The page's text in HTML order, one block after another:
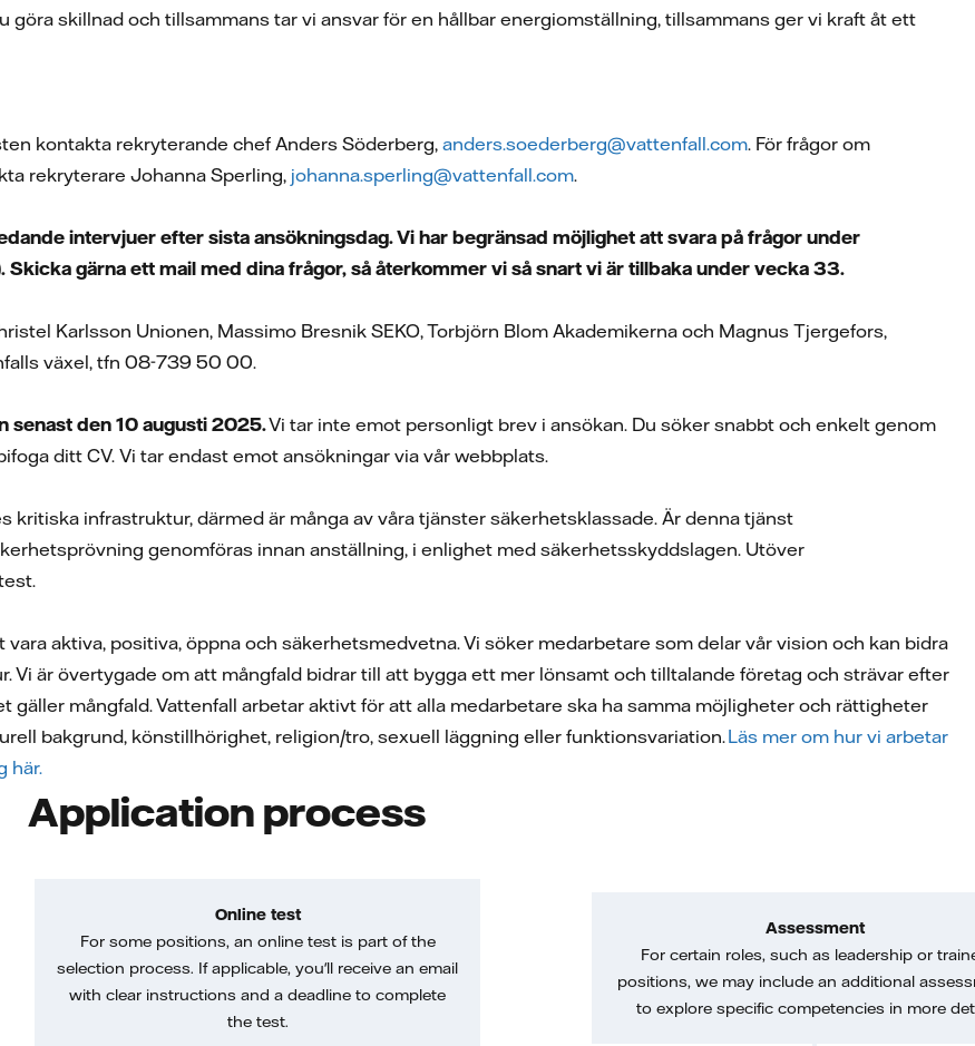
göra skillnad och tillsammans tar vi ansvar för en hållbar energiomställning, tillsammans ger vi kraft åt ett
kontakta rekryterande chef Anders Söderberg,anders.soederberg@vattenfall.com. För frågor om
rekryterare Johanna Sperling, johanna.sperling@vattenfall.com.
intervjuer efter sista ansökningsdag. Vi har begränsad möjlighet att svara på frågor under
gärna ett mail med dina frågor, så återkommer vi så snart vi är tillbaka under vecka 33.
Karlsson Unionen, Massimo Bresnik SEKO, Torbjörn Blom Akademikerna och Magnus Tjergefors,
växel, tfn 08-739 50 00.
senast den 10 augusti 2025.Vi tar inte emot personligt brev i ansökan. Du söker snabbt och enkelt genom
ditt CV. Vi tar endast emot ansökningar via vår webbplats.
kritiska infrastruktur, därmed är många av våra tjänster säkerhetsklassade. Är denna tjänst
genomföras innan anställning, i enlighet med säkerhetsskyddslagen. Utöver
vara aktiva, positiva, öppna och säkerhetsmedvetna. Vi söker medarbetare som delar vår vision och kan bidra
Vi är övertygade om att mångfald bidrar till att bygga ett mer lönsamt och tilltalande företag och strävar efter
gäller mångfald. Vattenfall arbetar aktivt för att alla medarbetare ska ha samma möjligheter och rättigheter
bakgrund, könstillhörighet, religion/tro, sexuell läggning eller funktionsvariation.Läs mer om hur vi arbetar
här.
Application process
Online test
For some positions, an online test is part of the
selection process. If applicable, you'll receive an email
with clear instructions and a deadline to complete
the test.
Assessment
For certain roles, such as leadership or
positions, we may include an additional
to explore specific competencies in more